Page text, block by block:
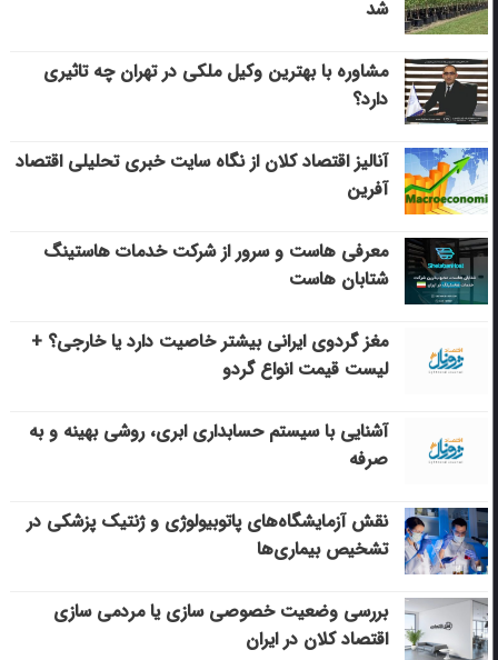
شد
مشاوره با بهترین وکیل ملکی در تهران چه تاثیری
دارد؟
آنالیز اقتصاد کلان از نگاه سایت خبری تحلیلی اقتصاد
آفرین
معرفی هاست و سرور از شرکت خدمات هاستینگ
شتابان هاست
مغز گردوی ایرانی بیشتر خاصیت دارد یا خارجی؟ +
لیست قیمت انواع گردو
آشنایی با سیستم حسابداری ابری، روشی بهینه و به
صرفه
نقش آزمایشگاه‌های پاتوبیولوژی و ژنتیک پزشکی در
تشخیص بیماری‌ها
بررسی وضعیت خصوصی سازی یا مردمی سازی
اقتصاد کلان در ایران